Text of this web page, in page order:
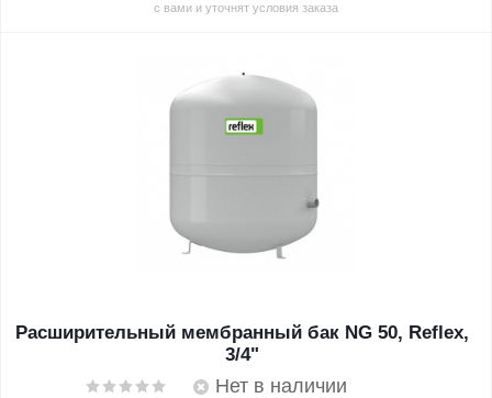
с вами и уточнят условия заказа
Расширительный мембранный бак NG 50, Reflex,
3/4"
Нет в наличии